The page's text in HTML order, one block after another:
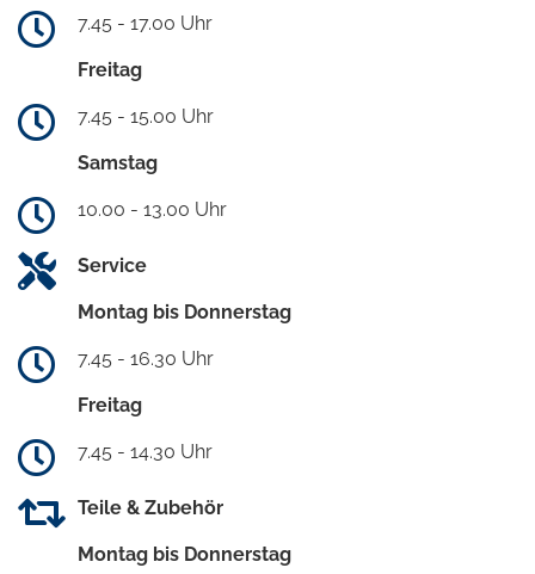
7.45 - 17.00 Uhr
Freitag
7.45 - 15.00 Uhr
Samstag
10.00 - 13.00 Uhr
Service
Montag bis Donnerstag
7.45 - 16.30 Uhr
Freitag
7.45 - 14.30 Uhr
Teile & Zubehör
Montag bis Donnerstag